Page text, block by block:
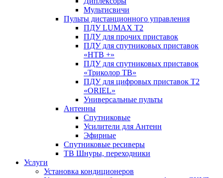
Мультисвичи
Пульты дистанционного управления
ПДУ LUMAX Т2
ПДУ для прочих приставок
ПДУ для спутниковых приставок
«НТВ +»
ПДУ для спутниковых приставок
«Триколор ТВ»
ПДУ для цифровых приставок Т2
«ORIEL»
Универсальные пульты
Антенны
Спутниковые
Усилители для Антенн
Эфирные
Спутниковые ресиверы
ТВ Шнуры, переходники
Услуги
Установка кондиционеров